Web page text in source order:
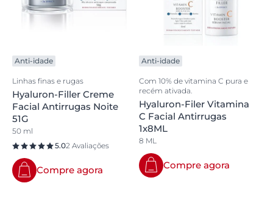
Anti-idade
Linhas finas e rugas
Hyaluron-Filler Creme
Facial Antirrugas Noite
51G
50 ml
5.02 Avaliações
Compre agora
Anti-idade
Com 10% de vitamina C pura e
recém ativada.
Hyaluron-Filer Vitamina
C Facial Antirrugas
1x8ML
8 ML
Compre agora